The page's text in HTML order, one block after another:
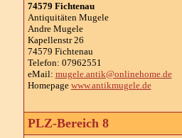
74579 Fichtenau
Antiquitäten Mugele
Andre Mugele
Kapellenstr 26
74579 Fichtenau
Telefon: 07962551
eMail: mugele.antik@onlinehome.de
Homepage www.antikmugele.de
PLZ-Bereich 8